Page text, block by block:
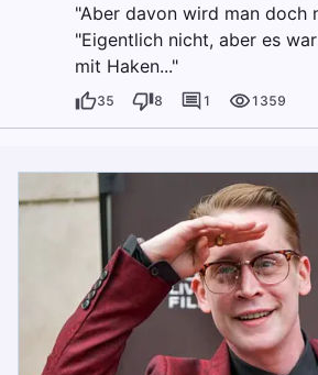
"Aber davon wird man doch
"Eigentlich nicht, aber es
mit Haken..."
35 8 1 1359